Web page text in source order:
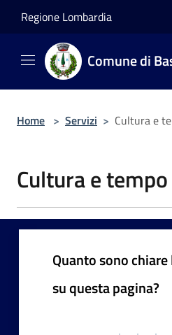
Regione Lombardia
Comune di
Home > Servizi > Cultura e
Cultura e
Quanto sono
su questa pagina?